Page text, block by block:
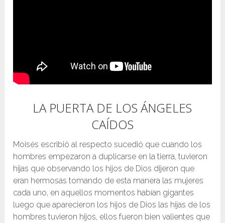
LA PUERTA DE LOS ÁNGELES
CAÍDOS
Moisés escribió al respecto sucedió que cuando los
hombres empezaron a duplicarse en la tierra, tuvieron
hijas que observando los hijos de Dios dijeron que
eran hermosas tomando de esta manera las mujeres
cada uno, en aquellos momentos habían gigantes
luego que aparecieron los hijos de Dios las hijas de los
hombres tuvieron hijos, ellos fueron bien valientes que